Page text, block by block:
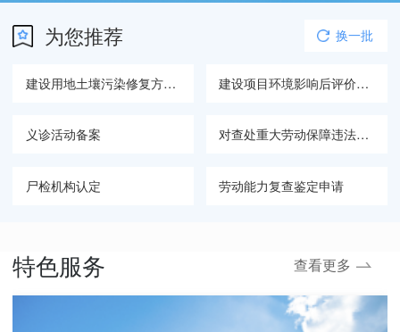
为您推荐
建设用地土壤污染修复方案备案 建设项目环境影响后评价备案
义诊活动备案 对查处重大劳动保障违法行为提供主要线索和证据的举报人的奖励
尸检机构认定 劳动能力复查鉴定申请
换一批
特色服务 查看更多